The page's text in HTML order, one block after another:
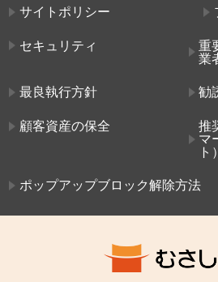
サイトポリシー
セキュリティ
重
業
最良執行方針 勧
顧客資産の保全
推
マ
ト）
ポップアップブロック解除方法